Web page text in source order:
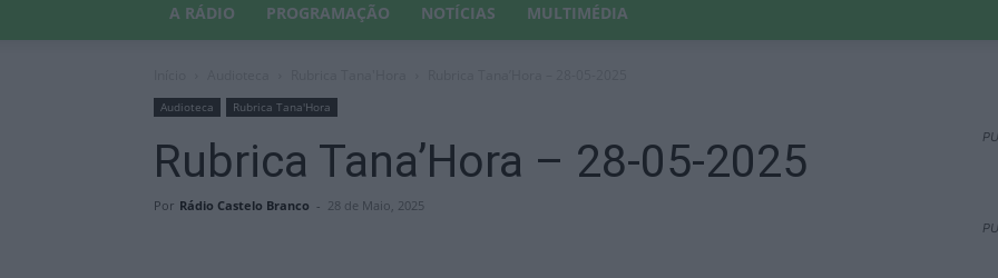
A RÁDIO
PROGRAMAÇÃO NOTÍCIAS MULTIMÉDIA
Audioteca Rubrica Tana'Hora
Rubrica Tana’Hora – 28-05-2025
Por Rádio Castelo Branco - 28 de Maio, 2025